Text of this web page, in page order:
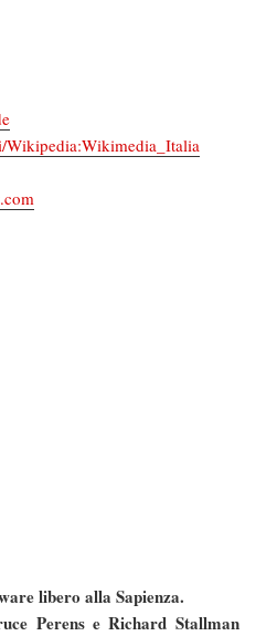
libero alla Sapienza.
Perens e Richard Stallman